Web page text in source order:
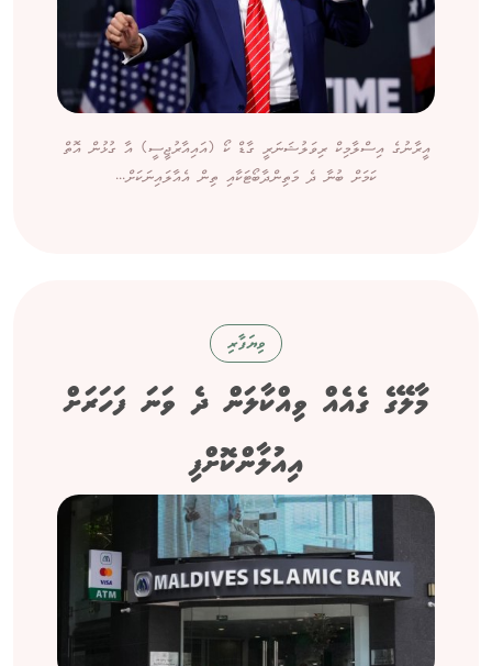
އީރާނުގެ އިސްލާމިކް ރިވަލުޝަނަރީ ގާޑް ކޯ (އައިއާރުޖީސީ) އާ ގުޅުން އޮތް
ކަމަށް ބުނާ ދެ މަތިންދާބޯޓަކާއި ތިން އެއާލައިނަކަށް...
ވިޔަފާރި
މާލޭގެ ގެއެއް ވިއްކާލަން ދެ ވަނަ ފަހަރަށް
އިއުލާންކޮށްފި